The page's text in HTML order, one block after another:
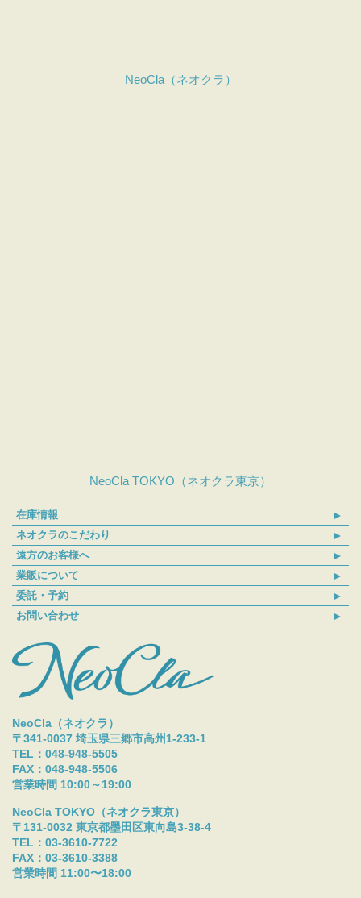
NeoCla（ネオクラ）
NeoCla TOKYO（ネオクラ東京）
在庫情報
ネオクラのこだわり
遠方のお客様へ
業販について
委託・予約
お問い合わせ
NeoCla（ネオクラ）
〒341-0037 埼玉県三郷市高州1-233-1
TEL：048-948-5505
FAX：048-948-5506
営業時間 10:00～19:00
NeoCla TOKYO（ネオクラ東京）
〒131-0032 東京都墨田区東向島3-38-4
TEL：03-3610-7722
FAX：03-3610-3388
営業時間 11:00〜18:00